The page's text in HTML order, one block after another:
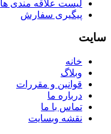
لیست علاقه مندی ها
پیگیری سفارش
سایت
خانه
وبلاگ
قوانین و مقررات
درباره ما
تماس با ما
نقشه وبسایت